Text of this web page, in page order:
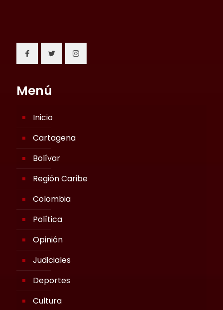
Menú
Inicio
Cartagena
Bolívar
Región Caribe
Colombia
Política
Opinión
Judiciales
Deportes
Cultura